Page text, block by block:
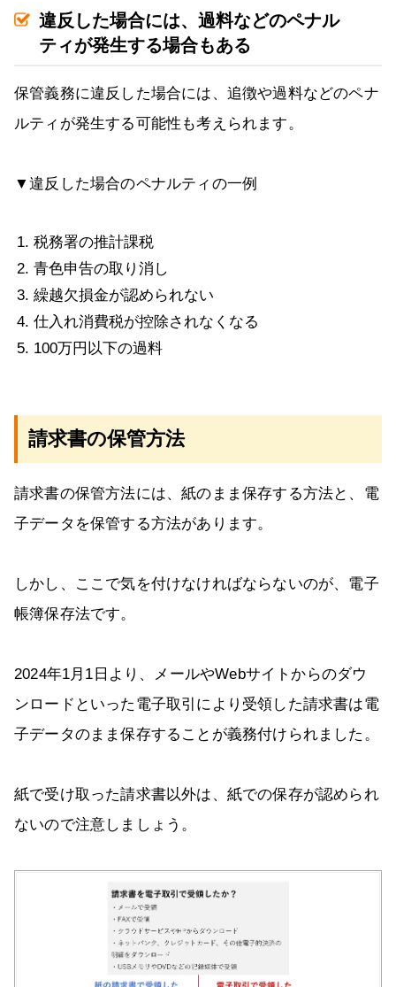
違反した場合には、過料などのペナル
ティが発生する場合もある
保管義務に違反した場合には、追徴や過料などのペナ
ルティが発生する可能性も考えられます。
▼違反した場合のペナルティの一例
税務署の推計課税
青色申告の取り消し
繰越欠損金が認められない
仕入れ消費税が控除されなくなる
100万円以下の過料
請求書の保管方法
請求書の保管方法には、紙のまま保存する方法と、電
子データを保管する方法があります。
しかし、ここで気を付けなければならないのが、電子
帳簿保存法です。
2024年1月1日より、メールやWebサイトからのダウ
ンロードといった電子取引により受領した請求書は電
子データのまま保存することが義務付けられました。
紙で受け取った請求書以外は、紙での保存が認められ
ないので注意しましょう。